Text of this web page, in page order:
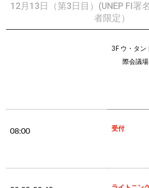
12月13日（第3日目）(UNEP FI署
者限定）
3F ウ・タン
際会議場
08:00 受付